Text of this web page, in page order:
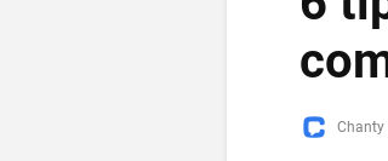
Chanty